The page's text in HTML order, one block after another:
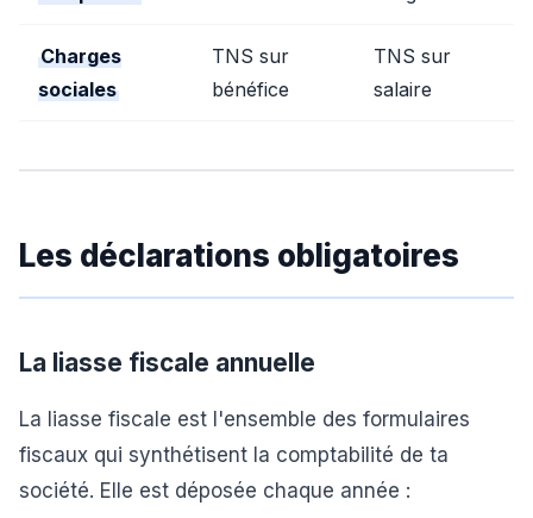
Charges
sociales
TNS sur
bénéfice
TNS sur
salaire
Les déclarations obligatoires
La liasse fiscale annuelle
La liasse fiscale est l'ensemble des formulaires
fiscaux qui synthétisent la comptabilité de ta
société. Elle est déposée chaque année :